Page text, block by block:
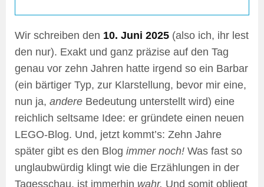
Wir schreiben den 10. Juni 2025 (also ich, ihr lest
den nur). Exakt und ganz präzise auf den Tag
genau vor zehn Jahren hatte irgend so ein Barbar
(ein bärtiger Typ, zur Klarstellung, bevor mir eine,
nun ja, andere Bedeutung unterstellt wird) eine
reichlich seltsame Idee: er gründete einen neuen
LEGO-Blog. Und, jetzt kommt’s: Zehn Jahre
später gibt es den Blog immer noch! Was fast so
unglaubwürdig klingt wie die Erzählungen in der
Tagesschau, ist immerhin wahr. Und somit obliegt